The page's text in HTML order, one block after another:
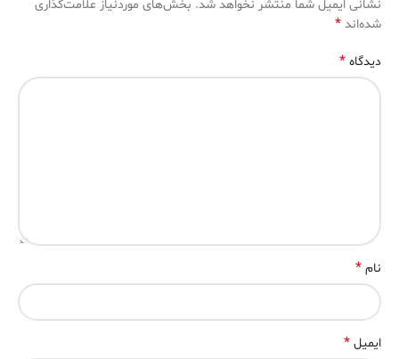
نشانی ایمیل شما منتشر نخواهد شد. بخش‌های موردنیاز علامت‌گذاری
شده‌اند *
دیدگاه *
نام *
ایمیل *